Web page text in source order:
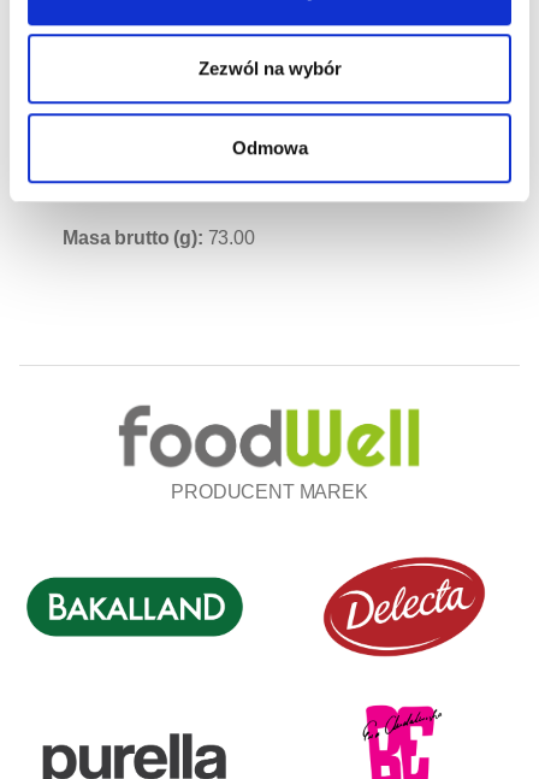
Zezwól na wybór
Odmowa
składnik kul do kąpieli czy dosypywana do
kwiatów, aby przedłużyć im piękny wygląd.
ATRYBUTY: • Popularny środek spulchniający
do ciast • Różnorodne użycie nie tylko w kuchni •
Masa netto (g):70.00
Masa brutto (g): 73.00
PRODUCENT MAREK